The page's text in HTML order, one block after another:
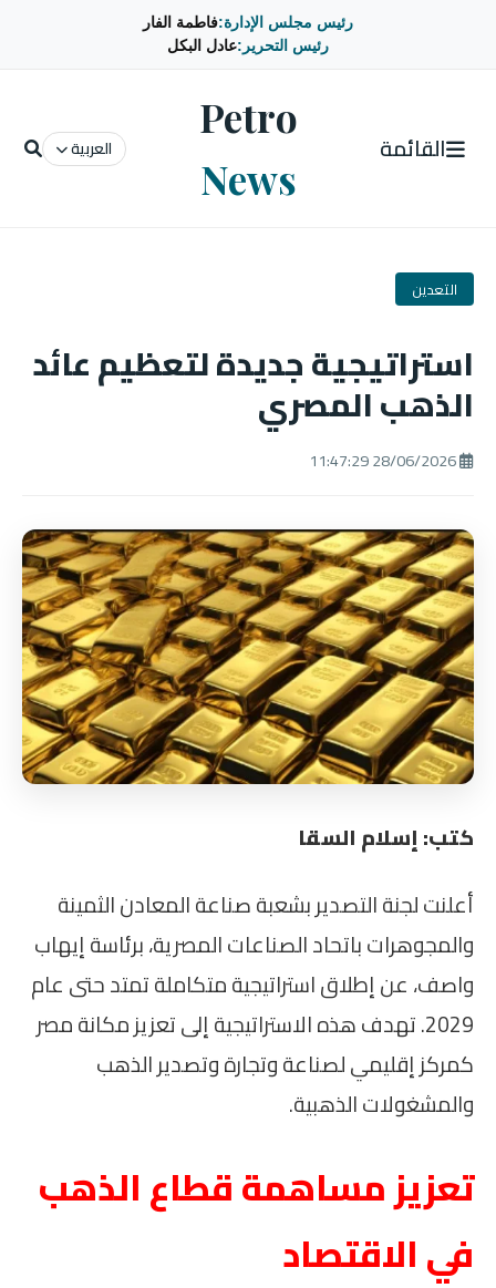
رئيس مجلس الإدارة:فاطمة الفار
رئيس التحرير:عادل البكل
القائمة
Petro
News
العربية
التعدين
استراتيجية جديدة لتعظيم عائد
الذهب المصري
كتب: إسلام السقا
أعلنت لجنة التصدير بشعبة صناعة المعادن الثمينة
والمجوهرات باتحاد الصناعات المصرية، برئاسة إيهاب
واصف، عن إطلاق استراتيجية متكاملة تمتد حتى عام
2029. تهدف هذه الاستراتيجية إلى تعزيز مكانة مصر
كمركز إقليمي لصناعة وتجارة وتصدير الذهب
والمشغولات الذهبية.
تعزيز مساهمة قطاع الذهب
في الاقتصاد